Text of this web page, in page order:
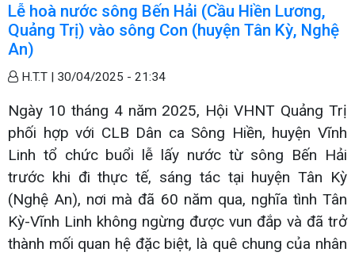
Lễ hoà nước sông Bến Hải (Cầu Hiền Lương,
Quảng Trị) vào sông Con (huyện Tân Kỳ, Nghệ
An)
H.T.T | 30/04/2025 - 21:34
Ngày 10 tháng 4 năm 2025, Hội VHNT Quảng Trị
phối hợp với CLB Dân ca Sông Hiền, huyện Vĩnh
Linh tổ chức buổi lễ lấy nước từ sông Bến Hải
trước khi đi thực tế, sáng tác tại huyện Tân Kỳ
(Nghệ An), nơi mà đã 60 năm qua, nghĩa tình Tân
Kỳ-Vĩnh Linh không ngừng được vun đắp và đã trở
thành mối quan hệ đặc biệt, là quê chung của nhân